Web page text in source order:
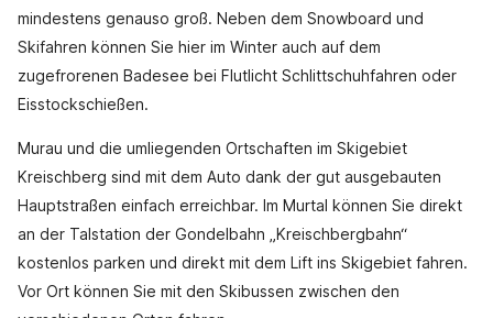
mindestens genauso groß. Neben dem Snowboard und
Skifahren können Sie hier im Winter auch auf dem
zugefrorenen Badesee bei Flutlicht Schlittschuhfahren oder
Eisstockschießen.
Murau und die umliegenden Ortschaften im Skigebiet
Kreischberg sind mit dem Auto dank der gut ausgebauten
Hauptstraßen einfach erreichbar. Im Murtal können Sie direkt
an der Talstation der Gondelbahn „Kreischbergbahn“
kostenlos parken und direkt mit dem Lift ins Skigebiet fahren.
Vor Ort können Sie mit den Skibussen zwischen den